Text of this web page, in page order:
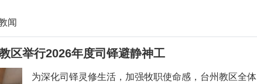
闻
区举行2026年度司铎避静神工
为深化司铎灵修生活，加强牧职使命感，台州教区全体